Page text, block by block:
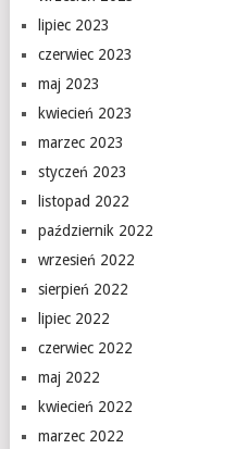
lipiec 2023
czerwiec 2023
maj 2023
kwiecień 2023
marzec 2023
styczeń 2023
listopad 2022
październik 2022
wrzesień 2022
sierpień 2022
lipiec 2022
czerwiec 2022
maj 2022
kwiecień 2022
marzec 2022